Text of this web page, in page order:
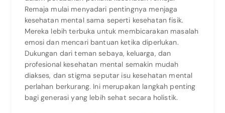
Remaja mulai menyadari pentingnya menjaga
kesehatan mental sama seperti kesehatan fisik.
Mereka lebih terbuka untuk membicarakan masalah
emosi dan mencari bantuan ketika diperlukan.
Dukungan dari teman sebaya, keluarga, dan
profesional kesehatan mental semakin mudah
diakses, dan stigma seputar isu kesehatan mental
perlahan berkurang. Ini merupakan langkah penting
bagi generasi yang lebih sehat secara holistik.